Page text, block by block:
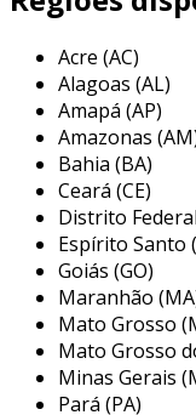
destacam no
citar:
capacidade de
cortes de até
máquina é
tipos de
sistema de
altura da
permitindo
máquina em
estrutura
Acre (AC)
Alagoas (AL)
Amapá (AP)
Amazonas
Bahia (BA)
Ceará (CE)
Distrito
Espírito Santo
Goiás (GO)
Maranhão
Mato Grosso
Mato Grosso
Minas Gerais
Pará (PA)